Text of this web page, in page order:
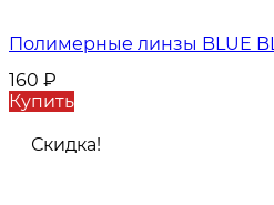
Полимерные линзы BLUE
160 ₽
Купить
Скидка!